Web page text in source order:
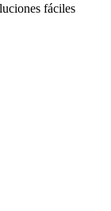
fáciles